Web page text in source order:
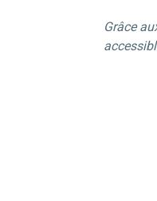
Grâce